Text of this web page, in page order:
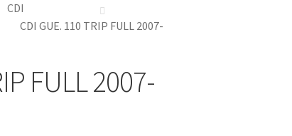
CDI
CDI GUE. 110 TRIP FULL 2007-
FULL 2007-